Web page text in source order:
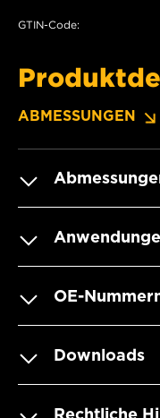
GTIN-Code:
ABMESSUNGEN
OE-
Downloads
Rechtliche